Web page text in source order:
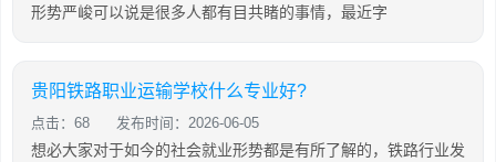
形势严峻可以说是很多人都有目共睹的事情，最近字
贵阳铁路职业运输学校什么专业好?
点击：68 发布时间：2026-06-05
想必大家对于如今的社会就业形势都是有所了解的，铁路行业发